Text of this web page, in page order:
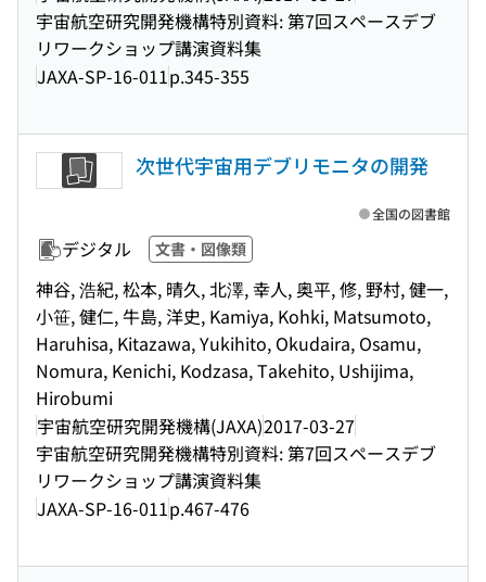
宇宙航空研究開発機構特別資料: 第7回スペースデブ
リワークショップ講演資料集
JAXA-SP-16-011p.345-355
次世代宇宙用デブリモニタの開発
デジタル 文書・図像類
神谷, 浩紀, 松本, 晴久, 北澤, 幸人, 奥平, 修, 野村, 健一,
小笹, 健仁, 牛島, 洋史, Kamiya, Kohki, Matsumoto,
Haruhisa, Kitazawa, Yukihito, Okudaira, Osamu,
Nomura, Kenichi, Kodzasa, Takehito, Ushijima,
Hirobumi
宇宙航空研究開発機構(JAXA)2017-03-27
宇宙航空研究開発機構特別資料: 第7回スペースデブ
リワークショップ講演資料集
JAXA-SP-16-011p.467-476
全国の図書館